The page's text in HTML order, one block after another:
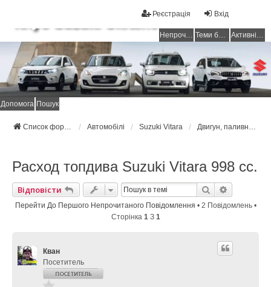
Вхід
Реєстрація
Непрочитані повідомлення Теми без відповідей Активні теми
Клуб Suzuki Ukraine
Допомога Пошук
Список форумів Suzuki Ukraine Автомобілі Suzuki Vitara Двигун, паливна система
Расход топдива Suzuki Vitara 998 cc.
Відповісти Пошук
Перейти До Першого Непрочитаного Повідомлення • 2 Повідомлень •
Сторінка 1З 1
Кван
Посетитель